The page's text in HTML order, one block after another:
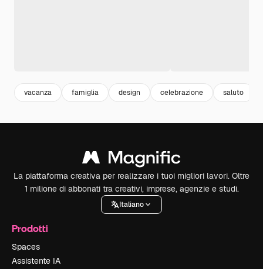
vacanza famiglia design celebrazione saluto
La piattaforma creativa per realizzare i tuoi migliori lavori. Oltre
1 milione di abbonati tra creativi, imprese, agenzie e studi.
Italiano
Prodotti
Spaces
Assistente IA